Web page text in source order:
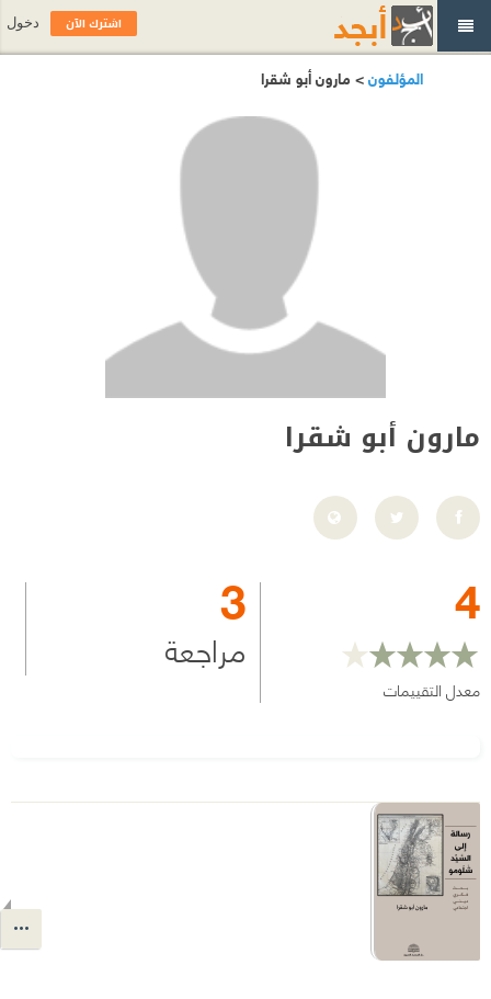
المؤلفون> مارون أبو شقرا
مارون أبو شقرا
4
معدل التقييمات
3
مراجعة
اشترك الآن دخول